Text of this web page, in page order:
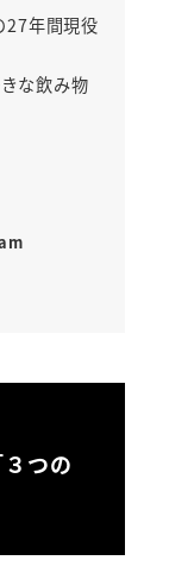
27年間現役
な飲み物
つの